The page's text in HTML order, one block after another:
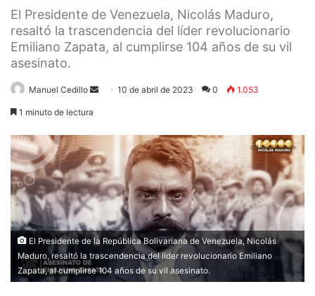
El Presidente de Venezuela, Nicolás Maduro,
resaltó la trascendencia del líder revolucionario
Emiliano Zapata, al cumplirse 104 años de su vil
asesinato.
Manuel Cedillo
Send10 de abril de 2023 0 1.053
1 minuto de lectura
El Presidente de la República Bolivariana de Venezuela, Nicolás
Maduro, resaltó la trascendencia del líder revolucionario Emiliano
Zapata, al cumplirse 104 años de su vil asesinato.